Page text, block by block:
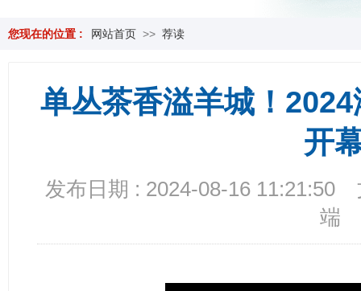
您现在的位置 : 网站首页 >> 荐读
单丛茶香溢羊城！
开
发布日期 : 2024-08-16 11:21:50
端